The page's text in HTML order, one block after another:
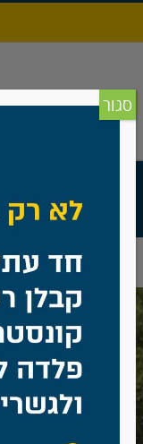
דף
גדר
בית /
סגור